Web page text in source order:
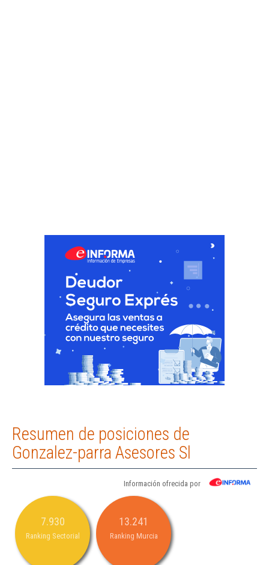
Resumen de posiciones de
Gonzalez-parra Asesores Sl
Información ofrecida por
7.930
Ranking Sectorial
13.241
Ranking Murcia